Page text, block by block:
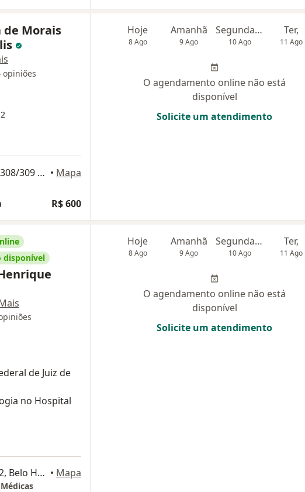
de Morais
opiniões
Rua Tomé de Souza, 503 Salas 308/309 Funcionários. Entrada 2: Rua Professor Moraes, 562 Ed Modesto Starling, Belo Horizonte • Mapa
R$ 600
Hoje
8 Ago
Amanhã
9 Ago
Segunda-feira
10 Ago
Ter,
11 Ago
O agendamento online não está
disponível
Solicite um atendimento
disponível
de Juiz de
no Hospital
Avenida dos Bandeirantes 1412, Belo Horizonte • Mapa
Hoje
8 Ago
Amanhã
9 Ago
Segunda-feira
10 Ago
Ter,
11 Ago
O agendamento online não está
disponível
Solicite um atendimento